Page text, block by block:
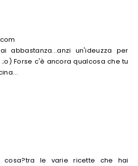
abbastanza...anzi un'ideuzza per
Forse c'è ancora qualcosa che tu
cosa?tra le varie ricette che hai